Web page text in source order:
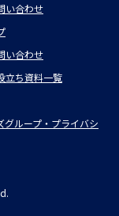
い合わせ
い合わせ
立ち資料一覧
グループ・プライバシ